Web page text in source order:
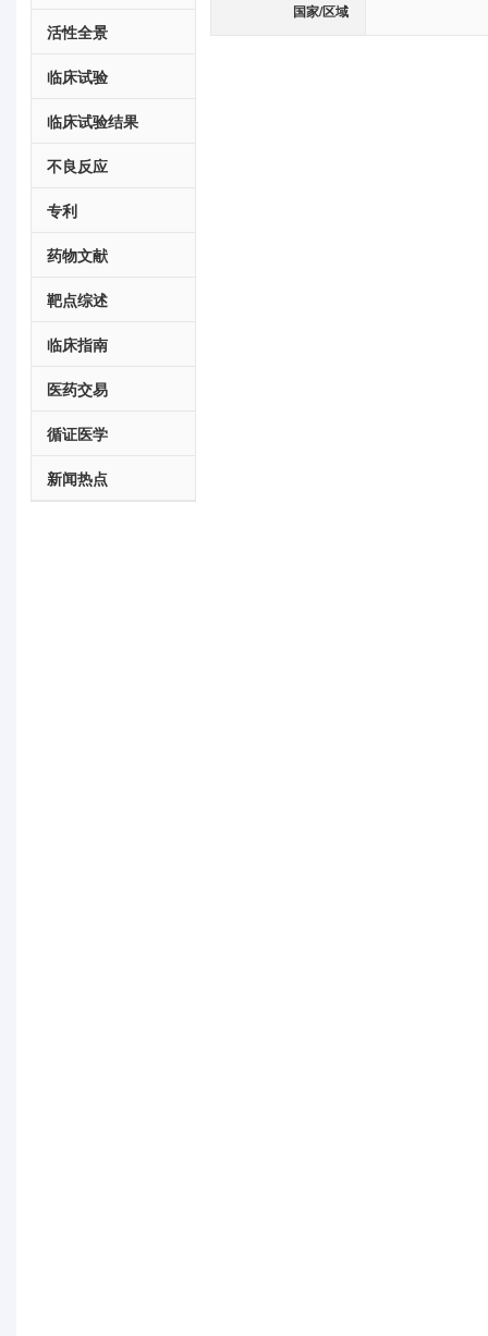
活性全景
临床试验
临床试验结果
不良反应
专利
药物文献
靶点综述
临床指南
医药交易
循证医学
新闻热点
国家/区域